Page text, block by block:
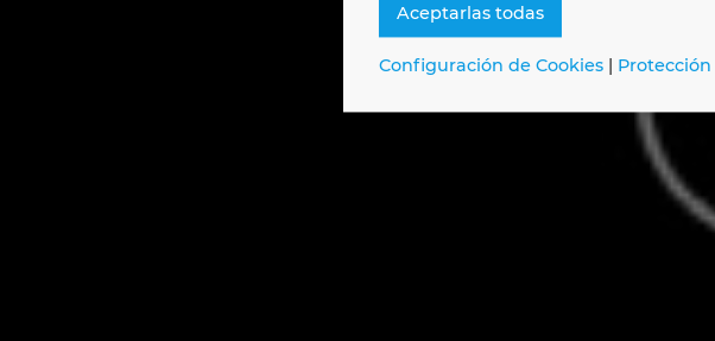
Aceptarlas todas
Configuración de Cookies|